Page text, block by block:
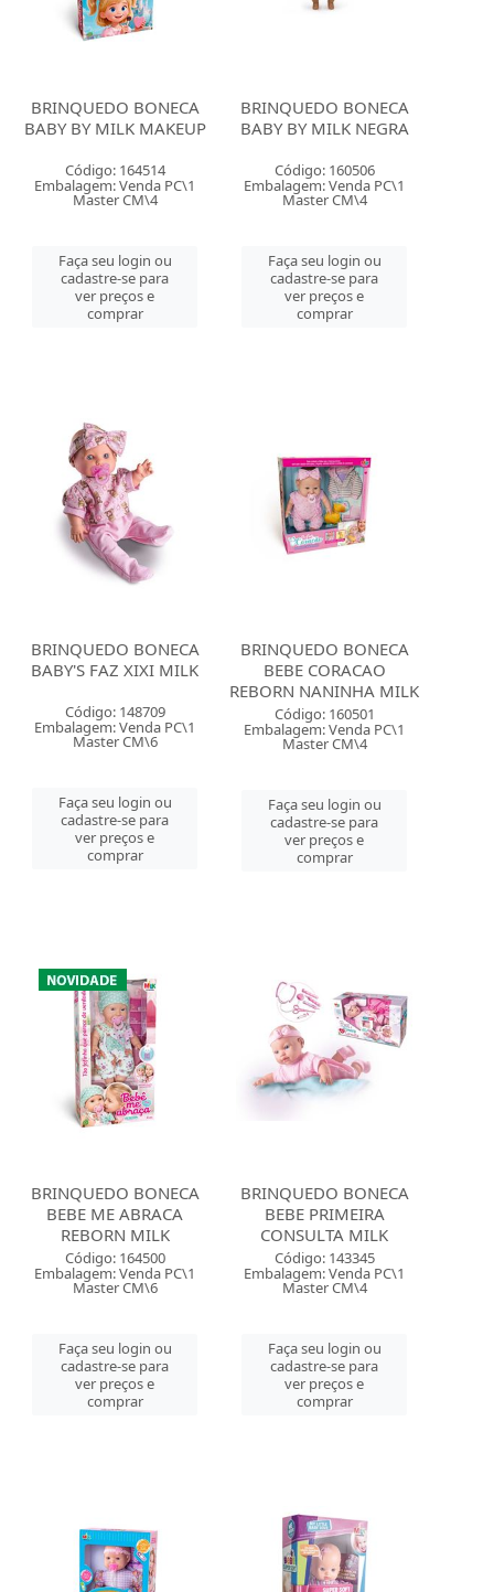
BRINQUEDO BONECA
BABY BY MILK MAKEUP
Código: 164514
Embalagem: Venda PC\1
Master CM\4
Faça seu login ou
cadastre-se para
ver preços e
comprar
BRINQUEDO BONECA
BABY BY MILK NEGRA
Código: 160506
Embalagem: Venda PC\1
Master CM\4
Faça seu login ou
cadastre-se para
ver preços e
comprar
BRINQUEDO BONECA
BABY'S FAZ XIXI MILK
Código: 148709
Embalagem: Venda PC\1
Master CM\6
Faça seu login ou
cadastre-se para
ver preços e
comprar
BRINQUEDO BONECA
BEBE CORACAO
REBORN NANINHA MILK
Código: 160501
Embalagem: Venda PC\1
Master CM\4
Faça seu login ou
cadastre-se para
ver preços e
comprar
BRINQUEDO BONECA
BEBE ME ABRACA
REBORN MILK
Código: 164500
Embalagem: Venda PC\1
Master CM\6
Faça seu login ou
cadastre-se para
ver preços e
comprar
BRINQUEDO BONECA
BEBE PRIMEIRA
CONSULTA MILK
Código: 143345
Embalagem: Venda PC\1
Master CM\4
Faça seu login ou
cadastre-se para
ver preços e
comprar